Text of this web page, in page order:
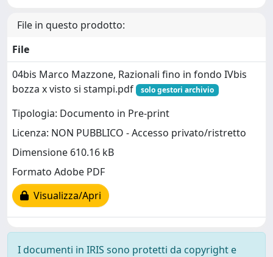
File in questo prodotto:
File
04bis Marco Mazzone, Razionali fino in fondo IVbis
bozza x visto si stampi.pdf
solo gestori archivio
Tipologia: Documento in Pre-print
Licenza: NON PUBBLICO - Accesso privato/ristretto
Dimensione 610.16 kB
Formato Adobe PDF
Visualizza/Apri
I documenti in IRIS sono protetti da copyright e